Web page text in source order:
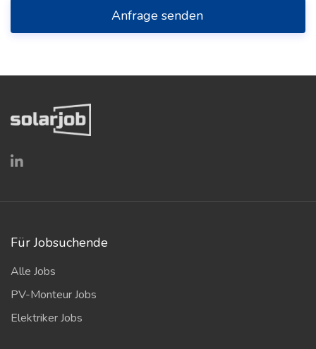
Anfrage senden
Für Jobsuchende
Alle Jobs
PV-Monteur Jobs
Elektriker Jobs